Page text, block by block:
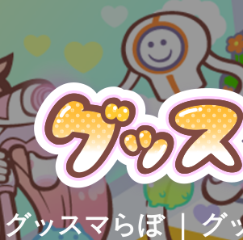
グッスマらぼ ｜ グ